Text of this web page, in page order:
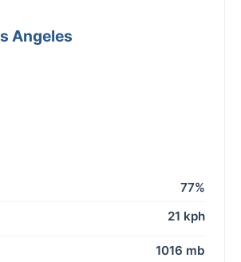
Angeles
77%
21 kph
1016 mb